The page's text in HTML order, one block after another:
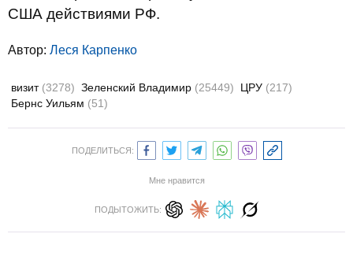
США действиями РФ.
Автор: Леся Карпенко
визит (3278) Зеленский Владимир (25449) ЦРУ (217)
Бернс Уильям (51)
ПОДЕЛИТЬСЯ:
Мне нравится
ПОДЫТОЖИТЬ: